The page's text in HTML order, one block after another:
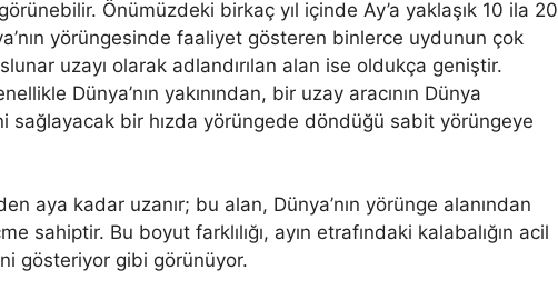
Önümüzdeki birkaç yıl içinde Ay’a yaklaşık 10 ila 20
yörüngesinde faaliyet gösteren binlerce uydunun çok
uzayı olarak adlandırılan alan ise oldukça geniştir.
Dünya’nın yakınından, bir uzay aracının Dünya
sağlayacak bir hızda yörüngede döndüğü sabit yörüngeye
aya kadar uzanır; bu alan, Dünya’nın yörünge alanından
sahiptir. Bu boyut farklılığı, ayın etrafındaki kalabalığın acil
gösteriyor gibi görünüyor.